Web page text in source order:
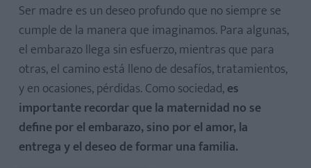
Ser madre es un deseo profundo que no siempre se
cumple de la manera que imaginamos. Para algunas,
el embarazo llega sin esfuerzo, mientras que para
otras, el camino está lleno de desafíos, tratamientos,
y en ocasiones, pérdidas. Como sociedad,es
importante recordar que la maternidad no se
define por el embarazo, sino por el amor, la
entrega y el deseo de formar una familia.